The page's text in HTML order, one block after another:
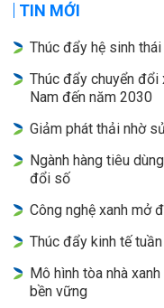
TIN MỚI
Thúc đẩy hệ sinh
Thúc đẩy chuyển đổi
Nam đến năm 2030
Giảm phát thải nhờ
Ngành hàng tiêu
đổi số
Công nghệ xanh mở
Thúc đẩy kinh tế
Mô hình tòa nhà
bền vững